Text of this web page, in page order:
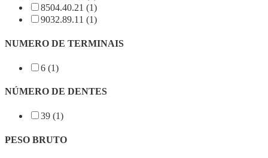
8504.40.21 (1)
9032.89.11 (1)
NUMERO DE TERMINAIS
6 (1)
NÚMERO DE DENTES
39 (1)
PESO BRUTO